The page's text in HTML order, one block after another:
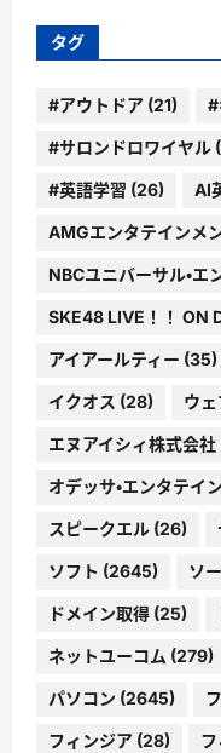
ー
タグ
#アウトドア (21) #
#サロンドロワイヤル
#英語学習 (26) AI
AMGエンタテインメ
NBCユニバーサル・
SKE48 LIVE！！ ON
アイアールティー (35)
イクオス (28) ウ
エヌアイシィ株式会社
オデッサ・エンタテイ
スピークエル (26)
ソフト (2645) ソ
ドメイン取得 (25)
ネットユーコム (279)
パソコン (2645)
フィンジア (28)